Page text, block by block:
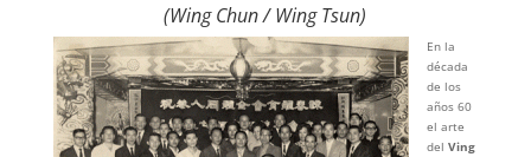
(Wing Chun / Wing Tsun)
En la
década
de los
años 60
el arte
del Ving